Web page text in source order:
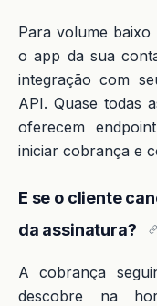
Para volume baixo
o app da sua
integração com
API. Quase todas
oferecem
iniciar cobrança e
E se o cliente
da assinatura?
A cobrança
descobre na